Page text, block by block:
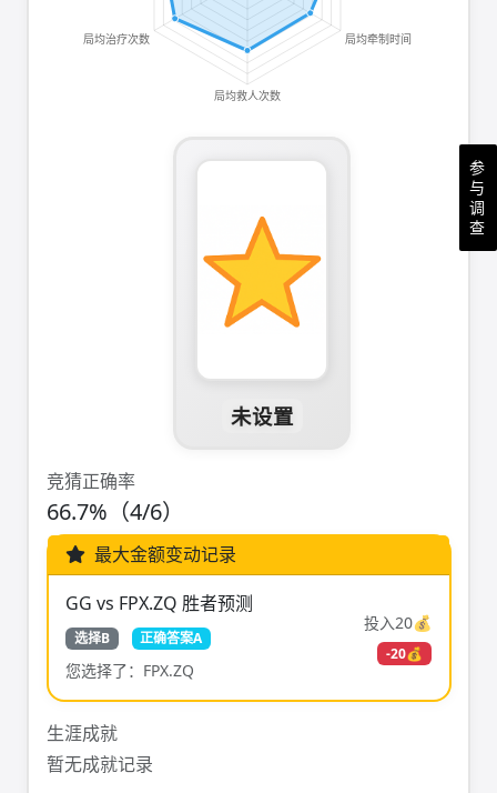
未设置
竞猜正确率
66.7%（4/6）
最大金额变动记录
GG vs FPX.ZQ 胜者预测
选择B 正确答案A
您选择了：FPX.ZQ
投入20💰
-20💰
生涯成就
暂无成就记录
参
与
调
查